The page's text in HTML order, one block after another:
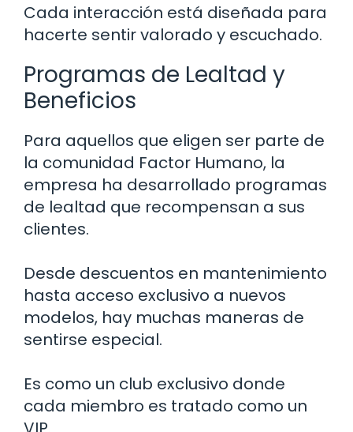
Cada interacción está diseñada para
hacerte sentir valorado y escuchado.
Programas de Lealtad y
Beneficios
Para aquellos que eligen ser parte de
la comunidad Factor Humano, la
empresa ha desarrollado programas
de lealtad que recompensan a sus
clientes.
Desde descuentos en mantenimiento
hasta acceso exclusivo a nuevos
modelos, hay muchas maneras de
sentirse especial.
Es como un club exclusivo donde
cada miembro es tratado como un